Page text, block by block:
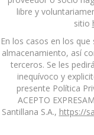
libre y
sitio
En los casos en los
almacenamiento, así
terceros. Se les
inequívoco y
presente Política
ACEPTO
Santillana S.A., https://